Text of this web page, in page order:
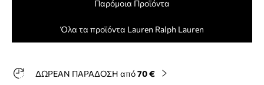
Παρόμοια Προϊόντα
Όλα τα προϊόντα Lauren Ralph Lauren
ΔΩΡΕΑΝ ΠΑΡΑΔΟΣΗ από70 €